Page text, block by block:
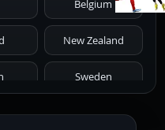
1963 1962
1955
Belgium
New Zealand
Sweden
Poland